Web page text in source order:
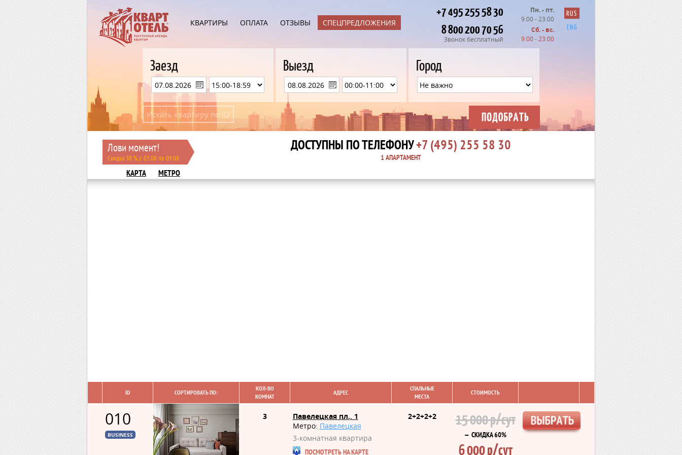
КВАРТИРЫ ОПЛАТА ОТЗЫВЫ СПЕЦПРЕДЛОЖЕНИЯ
+7 495 255 58 30
8 800 200 70 56
Звонок бесплатный
Пн. - пт.
9:00 - 23:00
Сб. - вс.
9:00 - 23:00
RUS
ENG
Заезд Выезд Город
Лови момент!
Скидка 30 %, с 05.08 по 09.08
ДОСТУПНЫ ПО ТЕЛЕФОНУ+7 (495) 255 58 30
1 АПАРТАМЕНТ
КАРТА МЕТРО
ID СОРТИРОВАТЬ ПО:
КОЛ-ВО
КОМНАТ
АДРЕС
СПАЛЬНЫЕ
МЕСТА
СТОИМОСТЬ
010
BUSINESS
3
Павелецкая пл., 1
Метро: Павелецкая
3-комнатная квартира
ПОСМОТРЕТЬ НА КАРТЕ
2+2+2+2 15 000 р/сут
— СКИДКА 60%
6 000 р/сут